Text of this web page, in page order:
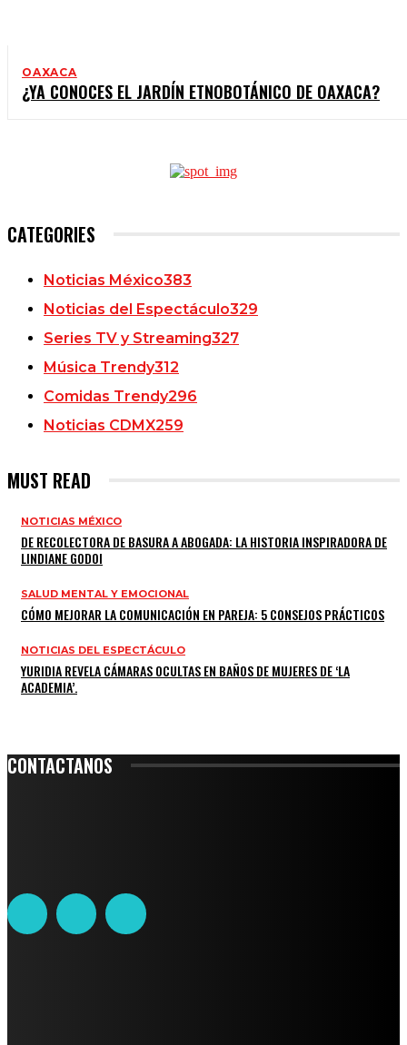
OAXACA
¿YA CONOCES EL JARDÍN ETNOBOTÁNICO DE OAXACA?
CATEGORIES
Noticias México383
Noticias del Espectáculo329
Series TV y Streaming327
Música Trendy312
Comidas Trendy296
Noticias CDMX259
MUST READ
NOTICIAS MÉXICO
DE RECOLECTORA DE BASURA A ABOGADA: LA HISTORIA INSPIRADORA DE
LINDIANE GODOI
SALUD MENTAL Y EMOCIONAL
CÓMO MEJORAR LA COMUNICACIÓN EN PAREJA: 5 CONSEJOS PRÁCTICOS
NOTICIAS DEL ESPECTÁCULO
YURIDIA REVELA CÁMARAS OCULTAS EN BAÑOS DE MUJERES DE ‘LA
ACADEMIA’.
CONTACTANOS